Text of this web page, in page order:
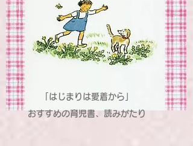
「はじまりは愛着から」
おすすめの育児書、読みがたり